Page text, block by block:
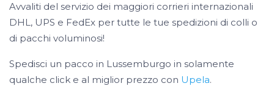
Avvaliti del servizio dei maggiori corrieri internazionali
DHL, UPS e FedEx per tutte le tue spedizioni di colli o
di pacchi voluminosi!
Spedisci un pacco in Lussemburgo in solamente
qualche click e al miglior prezzo con Upela.